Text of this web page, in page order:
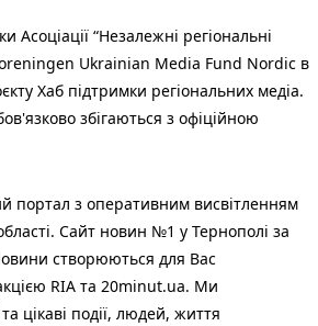
Асоціації “Незалежні регіональні
Ukrainian Media Fund Nordic в
Хаб підтримки регіональних медіа.
збігаються з офіційною
портал з оперативним висвітленням
Сайт новин №1 у Тернополі за
створюються для Вас
RIA та 20minut.ua. Ми
цікаві події, людей, життя